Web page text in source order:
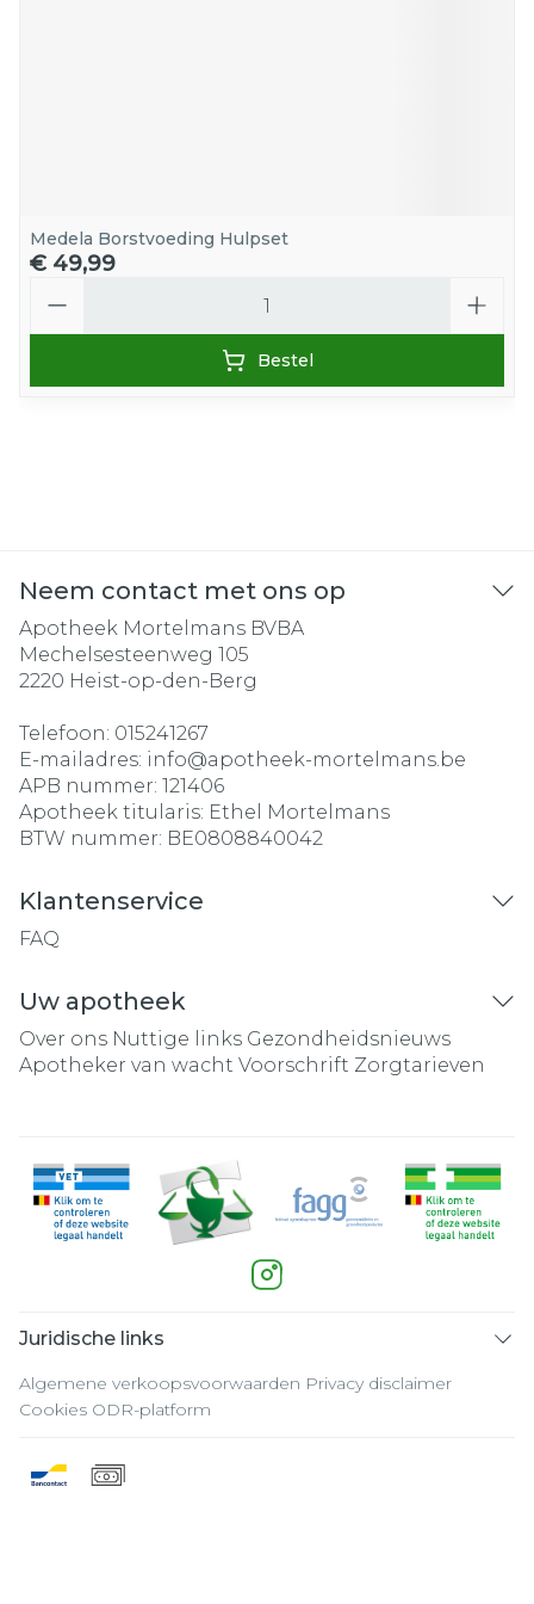
Medela Borstvoeding Hulpset
€ 49,99
Bestel
Neem contact met ons op
Apotheek Mortelmans BVBA
Mechelsesteenweg 105
2220 Heist-op-den-Berg
Telefoon: 015241267
E-mailadres: info@apotheek-mortelmans.be
APB nummer: 121406
Apotheek titularis: Ethel Mortelmans
BTW nummer: BE0808840042
Klantenservice
FAQ
Uw apotheek
Over ons Nuttige links Gezondheidsnieuws
Apotheker van wacht Voorschrift Zorgtarieven
Juridische links
Algemene verkoopsvoorwaarden Privacy disclaimer
Cookies ODR-platform